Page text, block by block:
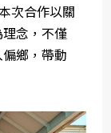
次合作以關
念，不僅
鄉，帶動